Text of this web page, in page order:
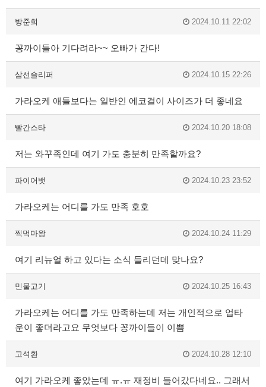
방준희 2024.10.11 22:02
꽁까이들아 기다려라~~ 오빠가 간다!
삼선슬리퍼 2024.10.15 22:26
가라오케 애들보다는 일반인 에코걸이 사이즈가 더 좋네요
빨간스타 2024.10.20 18:08
저는 와꾸족인데 여기 가도 충분히 만족할까요?
파이어뱃 2024.10.23 23:52
가라오케는 어디를 가도 만족 호호
찍먹마왕 2024.10.24 11:29
여기 리뉴얼 하고 있다는 소식 들리던데 맞나요?
민물고기 2024.10.25 16:43
가라오케는 어디를 가도 만족하는데 저는 개인적으로 업타
운이 좋더라고요 무엇보다 꽁까이들이 이쁨
고석환 2024.10.28 12:10
여기 가라오케 좋았는데 ㅠ.ㅠ 재정비 들어갔다네요.. 그래서